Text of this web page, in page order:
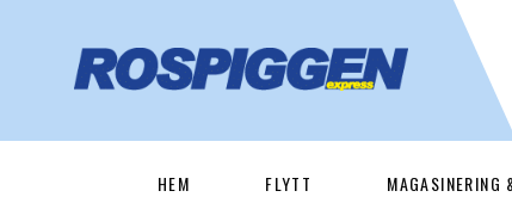
HEM FLYTT MAGASINERING